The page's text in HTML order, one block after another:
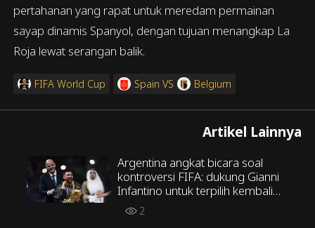
pertahanan yang rapat untuk meredam permainan
sayap dinamis Spanyol, dengan tujuan menangkap La
Roja lewat serangan balik.
FIFA World Cup Spain VS Belgium
Artikel Lainnya
Argentina angkat bicara soal
kontroversi FIFA: dukung Gianni
Infantino untuk terpilih kembali
sebagai Presiden FIFA
2